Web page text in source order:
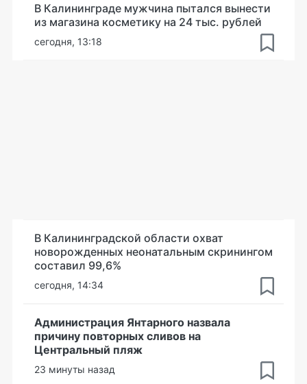
В Калининграде мужчина пытался вынести
из магазина косметику на 24 тыс. рублей
сегодня, 13:18
В Калининградской области охват
новорожденных неонатальным скринингом
составил 99,6%
сегодня, 14:34
Администрация Янтарного назвала
причину повторных сливов на
Центральный пляж
23 минуты назад